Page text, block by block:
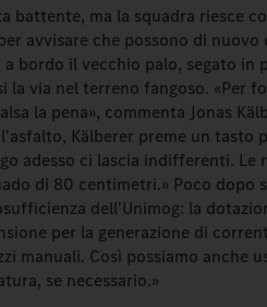
battente, ma la squadra riesce
avvisare che possono di
a bordo il vecchio palo, segato
la via nel terreno fangoso. «Per
la pena», commenta Jonas
Kälberer preme un tasto
adesso ci lascia indifferenti.
di 80 centimetri.» Poco dopo
dell'Unimog: la
per la generazione di
manuali. Così possiamo anche
se necessario.»